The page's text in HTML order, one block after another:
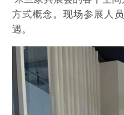
方式概念。现场参展人
遇。